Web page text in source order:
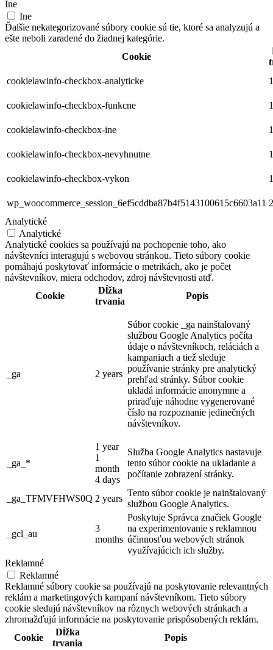
Ine
Ine
Ďalšie nekategorizované súbory cookie sú tie, ktoré sa analyzujú a
ešte neboli zaradené do žiadnej kategórie.
Cookie
cookielawinfo-checkbox-analyticke
cookielawinfo-checkbox-funkcne
cookielawinfo-checkbox-ine
cookielawinfo-checkbox-nevyhnutne
cookielawinfo-checkbox-vykon
wp_woocommerce_session_6ef5cddba87b4f5143100615c6603a11
Analytické
Analytické
Analytické cookies sa používajú na pochopenie toho, ako
návštevníci interagujú s webovou stránkou. Tieto súbory cookie
pomáhajú poskytovať informácie o metrikách, ako je počet
návštevníkov, miera odchodov, zdroj návštevnosti atď.
Cookie
Dĺžka
trvania
Popis
_ga 2 years
Súbor cookie _ga nainštalovaný
službou Google Analytics počíta
údaje o návštevníkoch, reláciách a
kampaniach a tiež sleduje
používanie stránky pre analytický
prehľad stránky. Súbor cookie
ukladá informácie anonymne a
priraďuje náhodne vygenerované
číslo na rozpoznanie jedinečných
návštevníkov.
_ga_*
1 year
1
month
4 days
Služba Google Analytics nastavuje
tento súbor cookie na ukladanie a
počítanie zobrazení stránky.
_ga_TFMVFHWS0Q 2 years
Tento súbor cookie je nainštalovaný
službou Google Analytics.
_gcl_au
3
months
Poskytuje Správca značiek Google
na experimentovanie s reklamnou
účinnosťou webových stránok
využívajúcich ich služby.
Reklamné
Reklamné
Reklamné súbory cookie sa používajú na poskytovanie relevantných
reklám a marketingových kampaní návštevníkom. Tieto súbory
cookie sledujú návštevníkov na rôznych webových stránkach a
zhromažďujú informácie na poskytovanie prispôsobených reklám.
Cookie
Dĺžka
trvania
Popis